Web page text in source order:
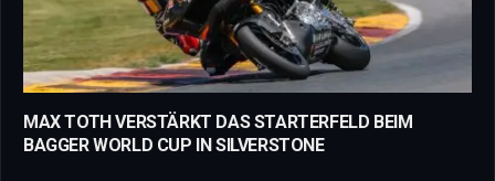
MAX TOTH VERSTÄRKT DAS STARTERFELD BEIM
BAGGER WORLD CUP IN SILVERSTONE